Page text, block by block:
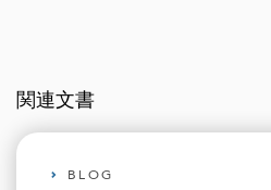
関連文書
BLOG